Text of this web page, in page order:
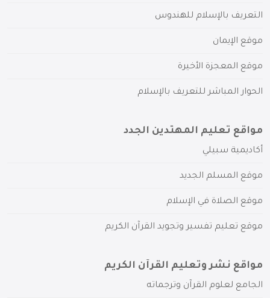
التعريف بالإسلام للهندوس
موقع الإيمان
موقع المعجزة الأخيرة
الحوار المباشر للتعريف بالإسلام
مواقع تعليم المهتدين الجدد
أكاديمية سبيلي
موقع المسلم الجديد
موقع الصلاة في الإسلام
موقع تعليم تفسير وتجويد القرآن الكريم
مواقع نشر وتعليم القرآن الكريم
الجامع لعلوم القرآن وترجماته